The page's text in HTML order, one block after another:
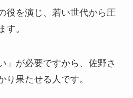
役を演じ、若い世代から圧
す。
」が必要ですから、佐野さ
り果たせる人です。